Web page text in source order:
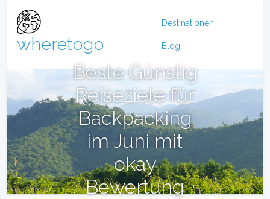
wheretogo
Destinationen
Blog
Beste Günstig
Reiseziele für
Backpacking
im Juni mit
okay
Bewertung